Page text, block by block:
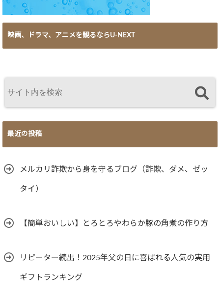
映画、ドラマ、アニメを観るならU-NEXT
最近の投稿
メルカリ詐欺から身を守るブログ（詐欺、ダメ、ゼッ
タイ）
【簡単おいしい】とろとろやわらか豚の角煮の作り方
リピーター続出！2025年父の日に喜ばれる人気の実用
ギフトランキング